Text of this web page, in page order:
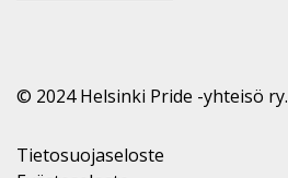
© 2024 Helsinki Pride -yhteisö ry.
Tietosuojaseloste